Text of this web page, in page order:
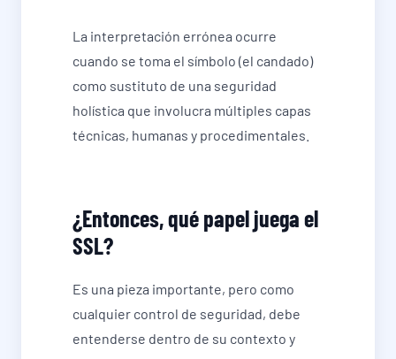
La interpretación errónea ocurre
cuando se toma el símbolo (el candado)
como sustituto de una seguridad
holística que involucra múltiples capas
técnicas, humanas y procedimentales.
¿Entonces, qué papel juega el
SSL?
Es una pieza importante, pero como
cualquier control de seguridad, debe
entenderse dentro de su contexto y